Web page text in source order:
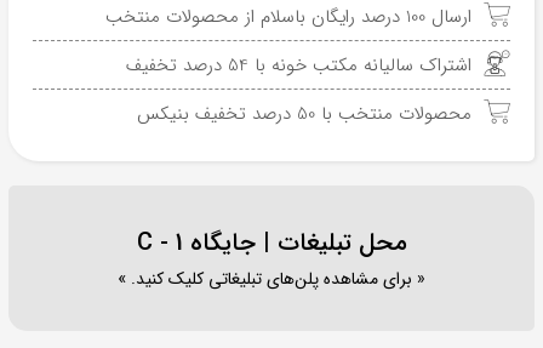
ارسال 100 درصد رایگان باسلام از محصولات منتخب
اشتراک سالیانه مکتب خونه با 54 درصد تخفیف
محصولات منتخب با 50 درصد تخفیف بنیکس
محل تبلیغات | جایگاه C - 1
« برای مشاهده پلن‌های تبلیغاتی کلیک کنید. »